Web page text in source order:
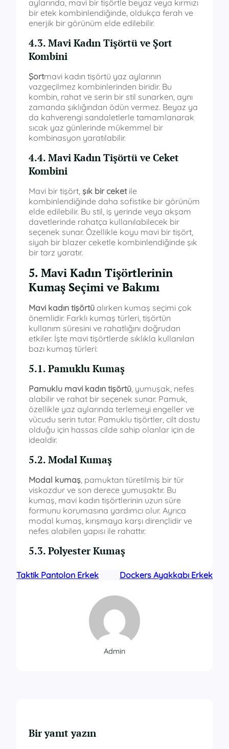
aylarında, mavi bir tişörtle beyaz veya kırmızı
bir etek kombinlendiğinde, oldukça ferah ve
enerjik bir görünüm elde edilebilir.
4.3. Mavi Kadın Tişörtü ve Şort
Kombini
Şortmavi kadın tişörtü yaz aylarının
vazgeçilmez kombinlerinden biridir. Bu
kombin, rahat ve serin bir stil sunarken, aynı
zamanda şıklığından ödün vermez. Beyaz ya
da kahverengi sandaletlerle tamamlanarak
sıcak yaz günlerinde mükemmel bir
kombinasyon yaratılabilir.
4.4. Mavi Kadın Tişörtü ve Ceket
Kombini
Mavi bir tişört, şık bir ceketile
kombinlendiğinde daha sofistike bir görünüm
elde edilebilir. Bu stil, iş yerinde veya akşam
davetlerinde rahatça kullanılabilecek bir
seçenek sunar. Özellikle koyu mavi bir tişört,
siyah bir blazer ceketle kombinlendiğinde şık
bir tarz yaratır.
5. Mavi Kadın Tişörtlerinin
Kumaş Seçimi ve Bakımı
Mavi kadın tişörtü alırken kumaş seçimi çok
önemlidir. Farklı kumaş türleri, tişörtün
kullanım süresini ve rahatlığını doğrudan
etkiler. İşte mavi tişörtlerde sıklıkla kullanılan
bazı kumaş türleri:
5.1. Pamuklu Kumaş
Pamuklu mavi kadın tişörtü , yumuşak, nefes
alabilir ve rahat bir seçenek sunar. Pamuk,
özellikle yaz aylarında terlemeyi engeller ve
vücudu serin tutar. Pamuklu tişörtler, cilt dostu
olduğu için hassas cilde sahip olanlar için de
idealdir.
5.2. Modal Kumaş
Modal kumaş , pamuktan türetilmiş bir tür
viskozdur ve son derece yumuşaktır. Bu
kumaş, mavi kadın tişörtlerinin uzun süre
formunu korumasına yardımcı olur. Ayrıca
modal kumaş, kırışmaya karşı dirençlidir ve
nefes alabilen yapısı ile rahattır.
5.3. Polyester Kumaş
Taktik Pantolon Erkek Dockers Ayakkabı Erkek
Admin
Bir yanıt yazın